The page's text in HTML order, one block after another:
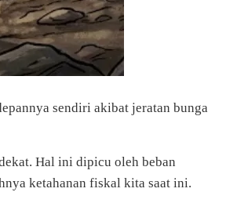
sendiri akibat jeratan bunga
Hal ini dipicu oleh beban
ketahanan fiskal kita saat ini.